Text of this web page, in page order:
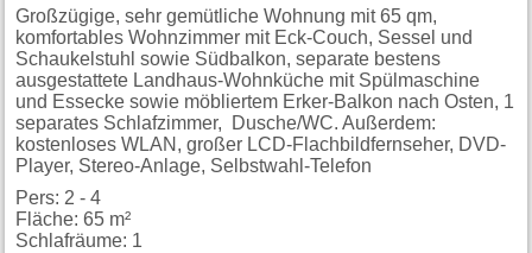
Großzügige, sehr gemütliche Wohnung mit 65 qm,
komfortables Wohnzimmer mit Eck-Couch, Sessel und
Schaukelstuhl sowie Südbalkon, separate bestens
ausgestattete Landhaus-Wohnküche mit Spülmaschine
und Essecke sowie möbliertem Erker-Balkon nach Osten, 1
separates Schlafzimmer, Dusche/WC. Außerdem:
kostenloses WLAN, großer LCD-Flachbildfernseher, DVD-
Player, Stereo-Anlage, Selbstwahl-Telefon
Pers: 2 - 4
Fläche: 65 m²
Schlafräume: 1